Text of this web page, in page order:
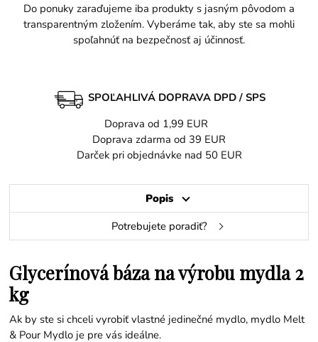
Do ponuky zaraďujeme iba produkty s jasným pôvodom a
transparentným zložením. Vyberáme tak, aby ste sa mohli
spoľahnúť na bezpečnosť aj účinnosť.
SPOĽAHLIVÁ DOPRAVA DPD / SPS
Doprava od 1,99 EUR
Doprava zdarma od 39 EUR
Darček pri objednávke nad 50 EUR
Popis
Potrebujete poradiť?
Glycerínová báza na výrobu mydla 2
kg
Ak by ste si chceli vyrobiť vlastné jedinečné mydlo, mydlo Melt
& Pour Mydlo je pre vás ideálne.